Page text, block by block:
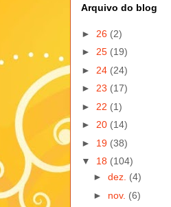
Arquivo do blog
► 26 (2)
► 25 (19)
► 24 (24)
► 23 (17)
► 22 (1)
► 20 (14)
► 19 (38)
▼ 18 (104)
► dez. (4)
► nov. (6)